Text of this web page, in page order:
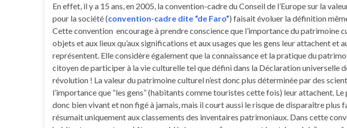
En effet, il y a 15 ans, en 2005, la convention-cadre du Conseil de l’Europe sur la
pour la société (convention-cadre dite “de Faro”) faisait évoluer la définition
Cette convention encourage à prendre conscience que l’importance du patrimoine
objets et aux lieux qu’aux significations et aux usages que les gens leur attachent et
représentent. Elle considère également que la connaissance et la pratique du
citoyen de participer à la vie culturelle tel que défini dans la Déclaration universelle
révolution ! La valeur du patrimoine culturel n’est donc plus déterminée par des
l’importance que “les gens” (habitants comme touristes cette fois) leur attachent.
donc bien vivant et non figé à jamais, mais il court aussi le risque de disparaître plus
résumait uniquement aux classements des inventaires patrimoniaux. Dans cette